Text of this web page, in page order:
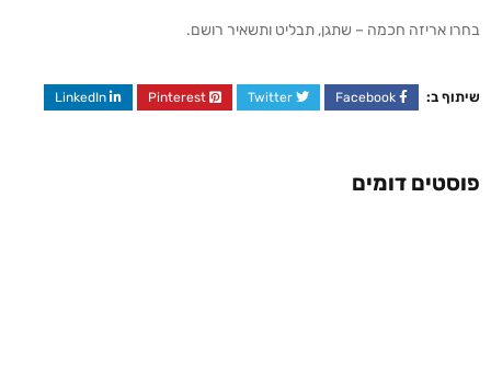
בחרו אריזה חכמה – שתגן, תבליט ותשאיר רושם.
שיתוף ב: Facebook
Twitter
Pinterest
LinkedIn
פוסטים דומים